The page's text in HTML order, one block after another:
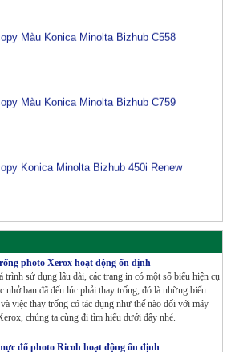
Konica Minolta Bizhub 360i Renew
màu Toshiba E-Studio 4515AC Renew
photo Xerox hoạt động ổn định
trình sử dụng lâu dài, các trang in có một số biểu hiện cụ
nhở bạn đã đến lúc phải thay trống, đó là những biểu
việc thay trống có tác dụng như thế nào đối với máy
chúng ta cùng đi tìm hiểu dưới đây nhé.
đổ photo Ricoh hoạt động ổn định